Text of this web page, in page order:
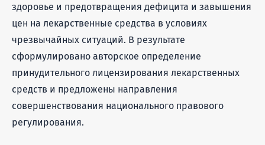
здоровье и предотвращения дефицита и завышения
цен на лекарственные средства в условиях
чрезвычайных ситуаций. В результате
сформулировано авторское определение
принудительного лицензирования лекарственных
средств и предложены направления
совершенствования национального правового
регулирования.